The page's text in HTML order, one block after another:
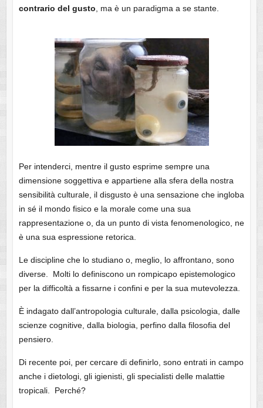
contrario del gusto, ma è un paradigma a se stante.
Per intenderci, mentre il gusto esprime sempre una
dimensione soggettiva e appartiene alla sfera della nostra
sensibilità culturale, il disgusto è una sensazione che ingloba
in sé il mondo fisico e la morale come una sua
rappresentazione o, da un punto di vista fenomenologico, ne
è una sua espressione retorica.
Le discipline che lo studiano o, meglio, lo affrontano, sono
diverse. Molti lo definiscono un rompicapo epistemologico
per la difficoltà a fissarne i confini e per la sua mutevolezza.
È indagato dall’antropologia culturale, dalla psicologia, dalle
scienze cognitive, dalla biologia, perfino dalla filosofia del
pensiero.
Di recente poi, per cercare di definirlo, sono entrati in campo
anche i dietologi, gli igienisti, gli specialisti delle malattie
tropicali. Perché?